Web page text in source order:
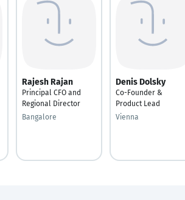
Rajesh Rajan
Principal CFO and
Regional Director
Bangalore
Denis Dolsky
Co-Founder &
Product Lead
Vienna